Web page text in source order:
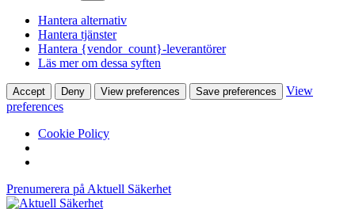
Hantera alternativ
Hantera tjänster
Hantera {vendor_count}-leverantörer
Läs mer om dessa syften
Accept Deny View preferences Save preferences
View
preferences
Cookie Policy
Prenumerera på Aktuell Säkerhet